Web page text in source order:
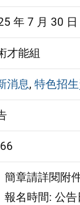
年 7 月 30 日
才能組
消息, 特色招
章請詳閱附
名時間: 公